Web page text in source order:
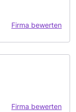
Firma bewerten
Firma bewerten